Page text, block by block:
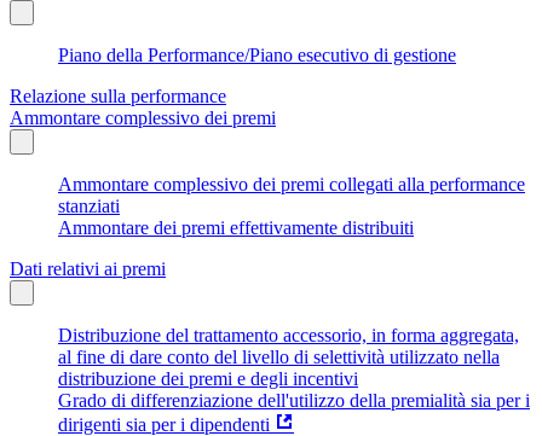
Piano della Performance/Piano esecutivo di gestione
Relazione sulla performance
Ammontare complessivo dei premi
Ammontare complessivo dei premi collegati alla performance
stanziati
Ammontare dei premi effettivamente distribuiti
Dati relativi ai premi
Distribuzione del trattamento accessorio, in forma aggregata,
al fine di dare conto del livello di selettività utilizzato nella
distribuzione dei premi e degli incentivi
Grado di differenziazione dell'utilizzo della premialità sia per i
dirigenti sia per i dipendenti